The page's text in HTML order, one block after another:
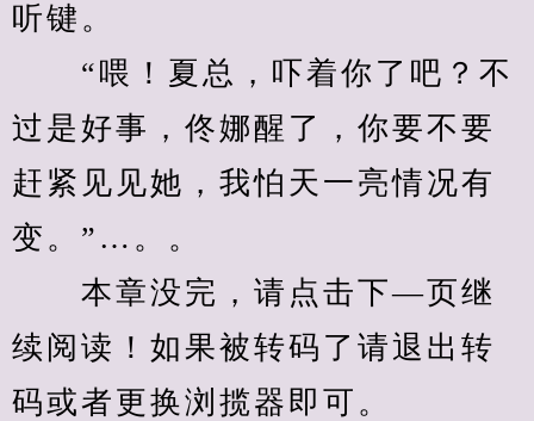
听键。
“喂！夏总，吓着你了吧？不
过是好事，佟娜醒了，你要不要
赶紧见见她，我怕天一亮情况有
变。”…。。
本章没完，请点击下—页继
续阅读！如果被转码了请退出转
码或者更换浏揽器即可。